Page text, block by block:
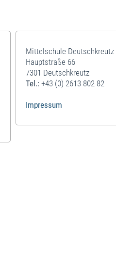
Mittelschule Deutschkreutz
Hauptstraße 66
7301 Deutschkreutz
Tel.: +43 (0) 2613 802 82
Impressum